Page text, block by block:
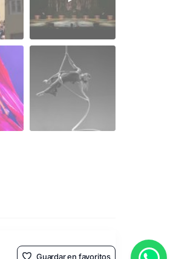
Guardar en favoritos